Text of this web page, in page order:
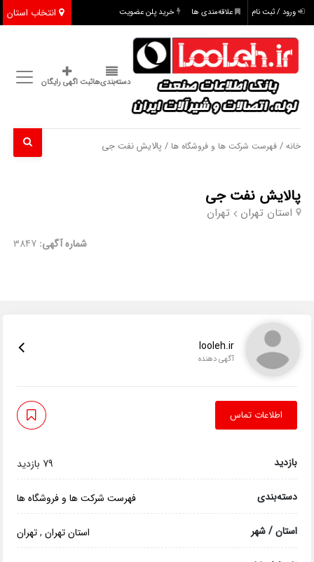
انتخاب استان ورود / ثبت نام علاقه‌مندی ها خرید پلن عضویت
دسته‌بندی‌هاثبت اگهی رایگان
خانه /فهرست شرکت ها و فروشگاه ها / پالایش نفت جی
پالایش نفت جی
استان تهران تهران
شماره آگهی: 3847
looleh.ir
آگهی دهنده
اطلاعات تماس
بازدید 79 بازدید
دسته‌بندی فهرست شرکت ها و فروشگاه ها
استان / شهر استان تهران,تهران